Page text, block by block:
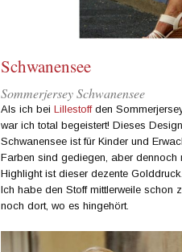
Schwanensee
Sommerjersey Schwanensee
Als ich bei Lillestoffden
war ich total begeistert! Dieses
Schwanensee ist für Kinder und
Farben sind gediegen, aber
Highlight ist dieser dezente
Ich habe den Stoff mittlerweile schon
noch dort, wo es hingehört.